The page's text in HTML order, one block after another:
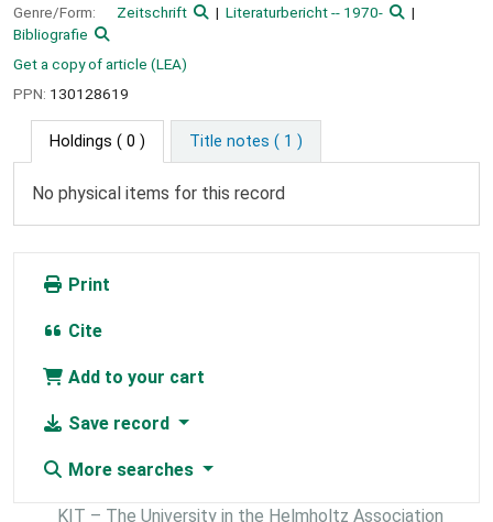
Genre/Form:
Zeitschrift
Literaturbericht -- 1970-
Bibliografie
Get a copy of article (LEA)
PPN: 130128619
Holdings ( 0 ) Title notes ( 1 )
No physical items for this record
Print
Cite
Add to your cart
Save record
More searches
KIT – The University in the Helmholtz Association